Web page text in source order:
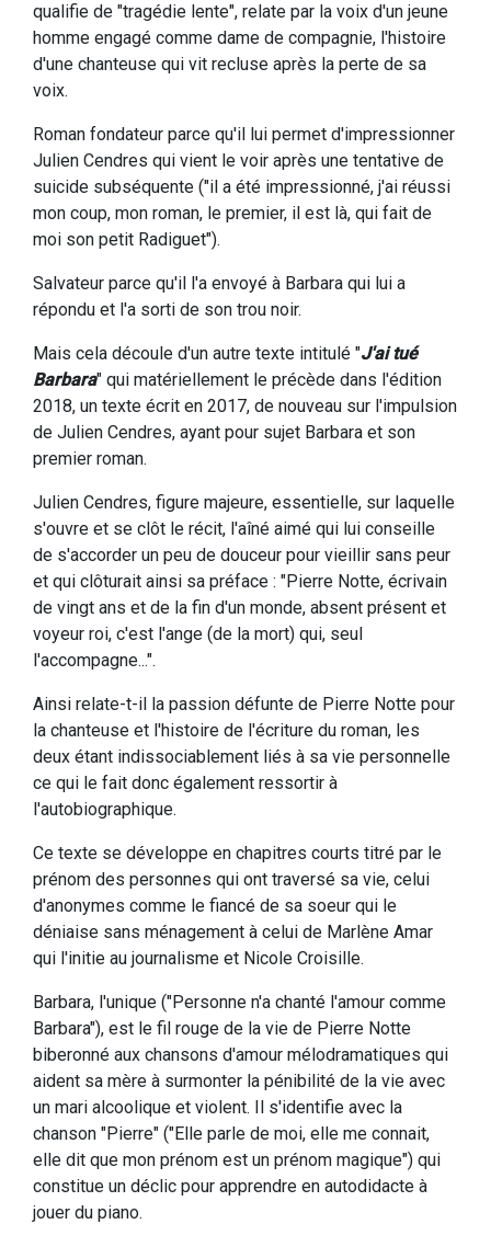
qualifie de "tragédie lente", relate par la voix d'un jeune
homme engagé comme dame de compagnie, l'histoire
d'une chanteuse qui vit recluse après la perte de sa
voix.
Roman fondateur parce qu'il lui permet d'impressionner
Julien Cendres qui vient le voir après une tentative de
suicide subséquente ("il a été impressionné, j'ai réussi
mon coup, mon roman, le premier, il est là, qui fait de
moi son petit Radiguet").
Salvateur parce qu'il l'a envoyé à Barbara qui lui a
répondu et l'a sorti de son trou noir.
Mais cela découle d'un autre texte intitulé "J'ai tué
Barbara" qui matériellement le précède dans l'édition
2018, un texte écrit en 2017, de nouveau sur l'impulsion
de Julien Cendres, ayant pour sujet Barbara et son
premier roman.
Julien Cendres, figure majeure, essentielle, sur laquelle
s'ouvre et se clôt le récit, l'aîné aimé qui lui conseille
de s'accorder un peu de douceur pour vieillir sans peur
et qui clôturait ainsi sa préface : "Pierre Notte, écrivain
de vingt ans et de la fin d'un monde, absent présent et
voyeur roi, c'est l'ange (de la mort) qui, seul
l'accompagne...".
Ainsi relate-t-il la passion défunte de Pierre Notte pour
la chanteuse et l'histoire de l'écriture du roman, les
deux étant indissociablement liés à sa vie personnelle
ce qui le fait donc également ressortir à
l'autobiographique.
Ce texte se développe en chapitres courts titré par le
prénom des personnes qui ont traversé sa vie, celui
d'anonymes comme le fiancé de sa soeur qui le
déniaise sans ménagement à celui de Marlène Amar
qui l'initie au journalisme et Nicole Croisille.
Barbara, l'unique ("Personne n'a chanté l'amour comme
Barbara"), est le fil rouge de la vie de Pierre Notte
biberonné aux chansons d'amour mélodramatiques qui
aident sa mère à surmonter la pénibilité de la vie avec
un mari alcoolique et violent. Il s'identifie avec la
chanson "Pierre" ("Elle parle de moi, elle me connait,
elle dit que mon prénom est un prénom magique") qui
constitue un déclic pour apprendre en autodidacte à
jouer du piano.